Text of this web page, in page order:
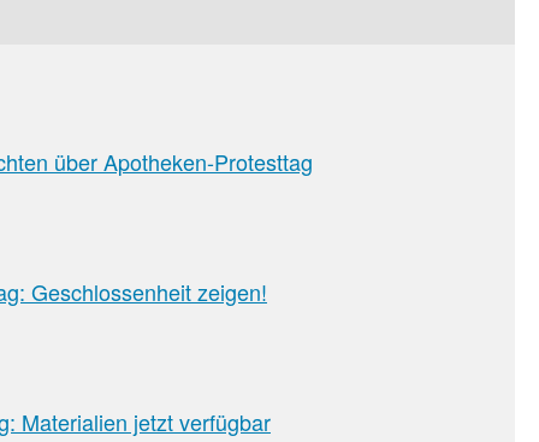
über Apotheken-Protesttag
Geschlossenheit zeigen!
Materialien jetzt verfügbar